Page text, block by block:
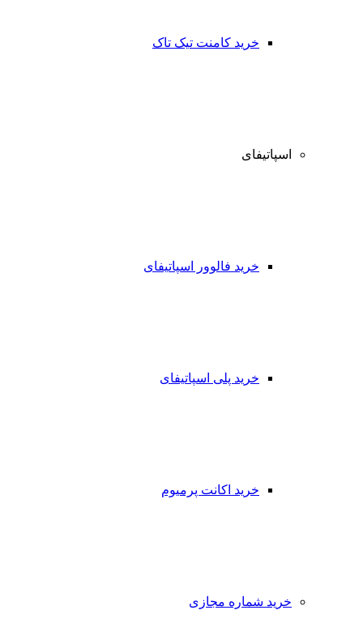
خرید کامنت تیک تاک
اسپاتیفای
خرید فالوور اسپاتیفای
خرید پلی اسپاتیفای
خرید اکانت پرمیوم
خرید شماره مجازی